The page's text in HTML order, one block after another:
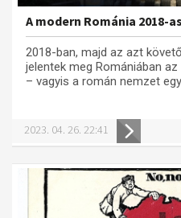
A modern Románia 2018-
2018-ban, majd az azt
jelentek meg Romániában az
– vagyis a román nemzet
2023. 04. 26. 22:41